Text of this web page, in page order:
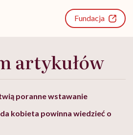
Fundacja
artykułów
poranne wstawanie
kobieta powinna wiedzieć o